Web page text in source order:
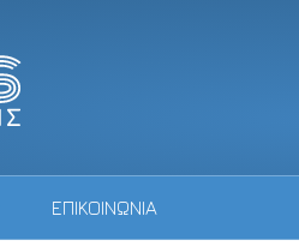
ΕΠΙΚΟΙΝΩΝΙΑ